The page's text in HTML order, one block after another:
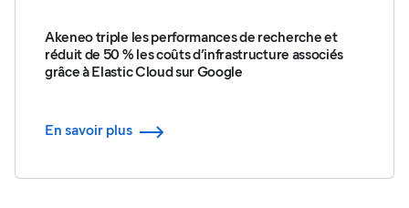
Akeneo triple les performances de recherche et
réduit de 50 % les coûts d’infrastructure associés
grâce à Elastic Cloud sur Google
En savoir plus